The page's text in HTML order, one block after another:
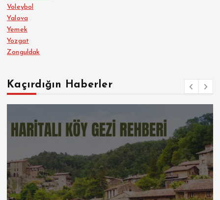
Voleybol
Yalova
Yemek
Yozgat
Zonguldak
Kaçırdığın Haberler